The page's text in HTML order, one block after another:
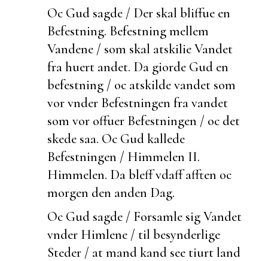
Oc Gud sagde / Der skal bliffue en
Befestning. Befestning mellem
Vandene / som skal atskilie Vandet
fra huert andet. Da giorde Gud en
befestning / oc atskilde vandet som
vor vnder Befestningen fra vandet
som vor offuer Befestningen / oc det
skede saa. Oc Gud kallede
Befestningen / Himmelen II.
Himmelen. Da bleff vdaff afften oc
morgen den anden Dag.
Oc Gud sagde / Forsamle sig Vandet
vnder Himlene / til besynderlige
Steder / at mand kand see tiurt land